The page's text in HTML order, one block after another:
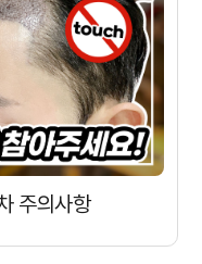
주의사항